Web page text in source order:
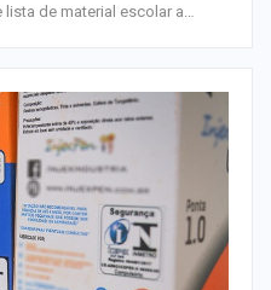
de material escolar a…